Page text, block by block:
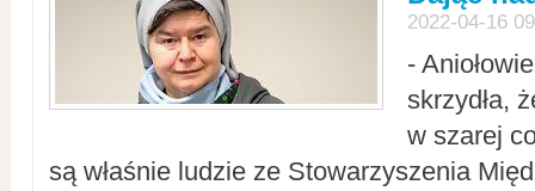
2022-04-16
-
skrzydła,
w szarej
są właśnie ludzie ze Stowarzyszenia